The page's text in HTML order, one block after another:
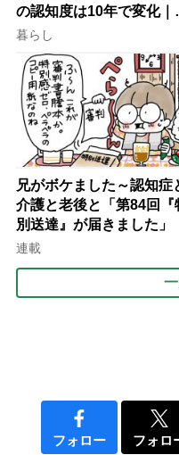
の認知度は10年で変化｜
行語大賞にノミネート、法
律にも明記されたが果た
て現在は？
暮らし
兄がボケました～認知症
介護と老後と「第84回『
別送達』が届きました」
連載
フォロー フォロ